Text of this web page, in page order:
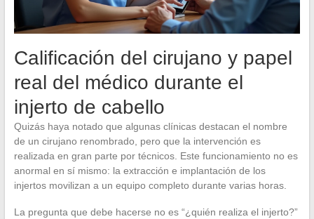
Calificación del cirujano y papel
real del médico durante el
injerto de cabello
Quizás haya notado que algunas clínicas destacan el nombre
de un cirujano renombrado, pero que la intervención es
realizada en gran parte por técnicos. Este funcionamiento no es
anormal en sí mismo: la extracción e implantación de los
injertos movilizan a un equipo completo durante varias horas.
La pregunta que debe hacerse no es “¿quién realiza el injerto?”